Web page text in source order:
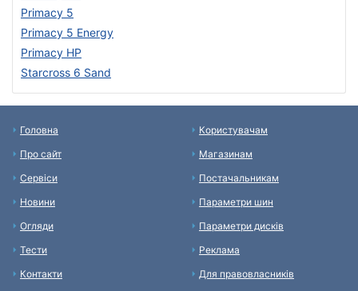
Primacy 5
Primacy 5 Energy
Primacy HP
Starcross 6 Sand
Головна
Про сайт
Сервіси
Новини
Огляди
Тести
Контакти
Користувачам
Магазинам
Постачальникам
Параметри шин
Параметри дисків
Реклама
Для правовласників